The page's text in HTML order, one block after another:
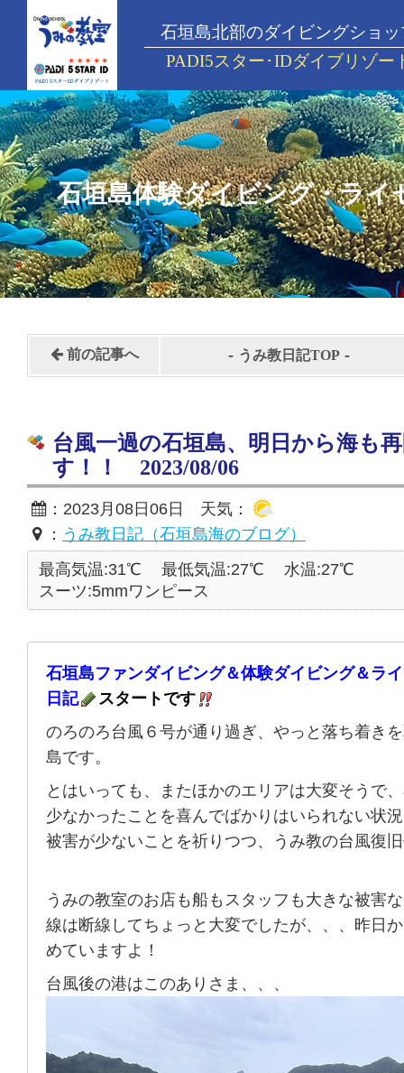
石垣島北部のダイビングショッ
PADI5スター･IDダイブリゾー
石垣島体験ダイビング・ライ
前の記事へ - うみ教日記TOP -
台風一過の石垣島、明日から海も
す！！ 2023/08/06
：2023月08日06日 天気：
： うみ教日記（石垣島海のブログ）
最高気温:31℃
最低気温:27℃
水温:27℃
スーツ:5mmワンピース
石垣島ファンダイビング＆体験ダイビング＆ラ
日記
スタートです
のろのろ台風６号が通り過ぎ、やっと落ち着き
島です。
とはいっても、またほかのエリアは大変そうで
少なかったことを喜んでばかりはいられない状
被害が少ないことを祈りつつ、うみ教の台風復
うみの教室のお店も船もスタッフも大きな被害
線は断線してちょっと大変でしたが、、、昨日
めていますよ！
台風後の港はこのありさま、、、